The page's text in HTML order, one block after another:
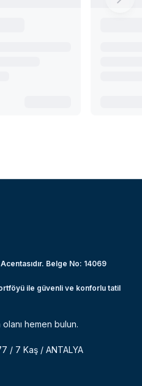
Belge No: 14069
ile güvenli ve konforlu tatil
hemen bulun.
/ 7 Kaş / ANTALYA